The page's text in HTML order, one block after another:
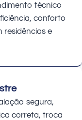
técnico
conforto
residências e
segura,
correta, troca